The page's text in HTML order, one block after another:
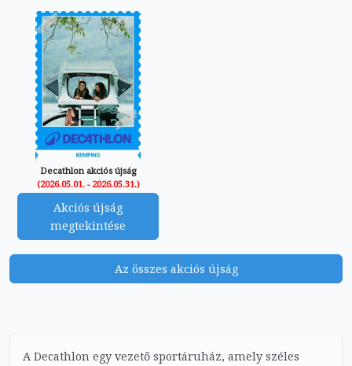
Decathlon akciós újság
(2026.05.01. - 2026.05.31.)
Akciós újság
megtekintése
Az összes akciós újság
A Decathlon egy vezető sportáruház, amely széles